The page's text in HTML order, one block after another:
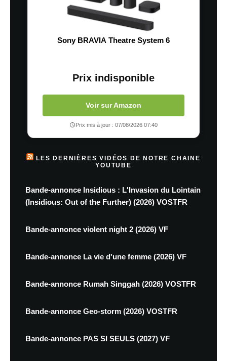
Sony BRAVIA Theatre System 6
Prix indisponible
Voir sur Amazon
Prix mis à jour : 07/08/2026 07:40
LES DERNIÈRES VIDÉOS DE NOTRE CHAINE
YOUTUBE
Bande-annonce Insidious : L'Invasion du Lointain
(Insidious: Out of the Further) (2026) VOSTFR
Bande-annonce violent night 2 (2026) VF
Bande-annonce La vie d'une femme (2026) VF
Bande-annonce Rumah Singgah (2026) VOSTFR
Bande-annonce Geo-storm (2026) VOSTFR
Bande-annonce PAS SI SEULS (2027) VF